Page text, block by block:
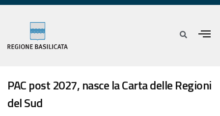
PAC post 2027, nasce la Carta delle Regioni
del Sud